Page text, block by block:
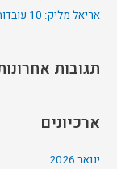
אריאל מליק: 10 עובדות שלא ידעתם על רשת החשמל בישראל
תגובות
ארכיונים
ינואר 2026